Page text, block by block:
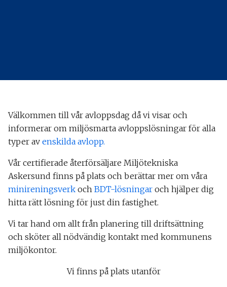
Välkommen till vår avloppsdag då vi visar och
informerar om miljösmarta avloppslösningar för alla
typer av enskilda avlopp.
Vår certifierade återförsäljare Miljötekniska
Askersund finns på plats och berättar mer om våra
minireningsverk och BDT-lösningar och hjälper dig
hitta rätt lösning för just din fastighet.
Vi tar hand om allt från planering till driftsättning
och sköter all nödvändig kontakt med kommunens
miljökontor.
Vi finns på plats utanför